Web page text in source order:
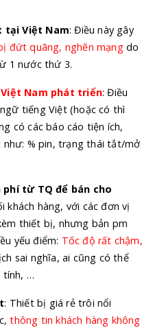
tại Việt Nam: Điều này gây
đứt quãng, nghẽn mạngdo
1 nước thứ 3.
Nam phát triển: Điều
tiếng Việt (hoặc có thì
có các báo cáo tiện ích,
% pin, trạng thái tắt/mở
phí từ TQ để bán cho
khách hàng, với các đơn vị
thiết bị, nhưng bản pm
yếu điểm: Tốc độ rất chậm,
sai nghĩa, ai cũng có thể
tính, …
: Thiết bị giá rẻ trôi nổi
thông tin khách hàng không